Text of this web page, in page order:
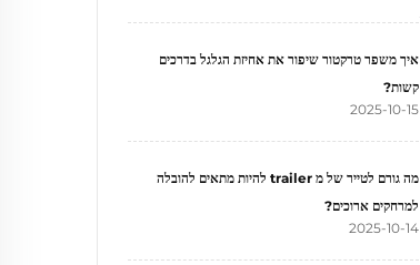
איך משפר טרקטור שיפור את אחיזת הגלגל בדרכים
קשות?
2025-10-15
מה גורם לטייר של מ trailer להיות מתאים להובלה
למרחקים ארוכים?
2025-10-14